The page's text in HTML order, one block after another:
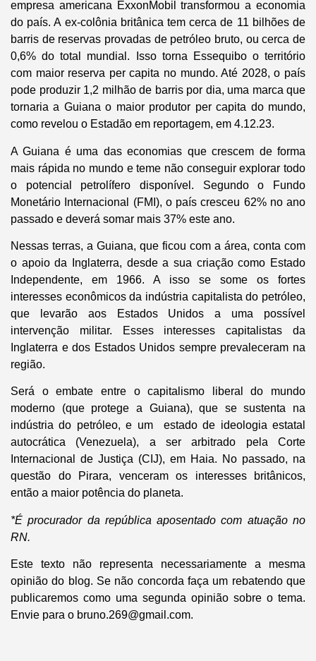
empresa americana ExxonMobil transformou a economia
do país. A ex-colônia britânica tem cerca de 11 bilhões de
barris de reservas provadas de petróleo bruto, ou cerca de
0,6% do total mundial. Isso torna Essequibo o território
com maior reserva per capita no mundo. Até 2028, o país
pode produzir 1,2 milhão de barris por dia, uma marca que
tornaria a Guiana o maior produtor per capita do mundo,
como revelou o Estadão em reportagem, em 4.12.23.
A Guiana é uma das economias que crescem de forma
mais rápida no mundo e teme não conseguir explorar todo
o potencial petrolífero disponível. Segundo o Fundo
Monetário Internacional (FMI), o país cresceu 62% no ano
passado e deverá somar mais 37% este ano.
Nessas terras, a Guiana, que ficou com a área, conta com
o apoio da Inglaterra, desde a sua criação como Estado
Independente, em 1966. A isso se some os fortes
interesses econômicos da indústria capitalista do petróleo,
que levarão aos Estados Unidos a uma possível
intervenção militar. Esses interesses capitalistas da
Inglaterra e dos Estados Unidos sempre prevaleceram na
região.
Será o embate entre o capitalismo liberal do mundo
moderno (que protege a Guiana), que se sustenta na
indústria do petróleo, e um estado de ideologia estatal
autocrática (Venezuela), a ser arbitrado pela Corte
Internacional de Justiça (CIJ), em Haia. No passado, na
questão do Pirara, venceram os interesses britânicos,
então a maior potência do planeta.
*É procurador da república aposentado com atuação no
RN.
Este texto não representa necessariamente a mesma
opinião do blog. Se não concorda faça um rebatendo que
publicaremos como uma segunda opinião sobre o tema.
Envie para o bruno.269@gmail.com.